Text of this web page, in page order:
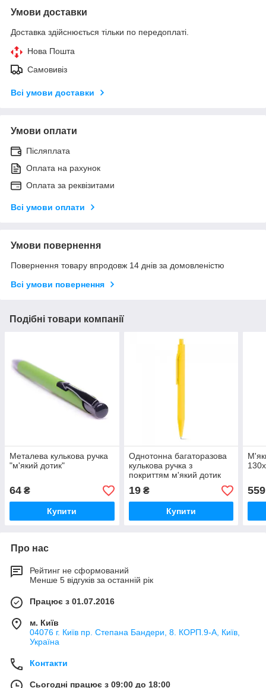
Умови доставки
Доставка здійснюється тільки по передоплаті.
Нова Пошта
Самовивіз
Всі умови доставки
Умови оплати
Післяплата
Оплата на рахунок
Оплата за реквізитами
Всі умови оплати
Умови повернення
Повернення товару впродовж 14 днів за домовленістю
Всі умови повернення
Подібні товари компанії
Металева кулькова ручка
"м'який дотик"
64 ₴
Купити
Однотонна багаторазова
кулькова ручка з
покриттям м'який дотик
19₴
Купити
559
Про нас
Рейтинг не сформований
Менше 5 відгуків за останній рік
Працює з 01.07.2016
м. Київ
04076 г. Київ пр. Степана Бандери, 8. КОРП.9-А, Київ,
Україна
Контакти
Сьогодні працює з 09:00 до 18:00